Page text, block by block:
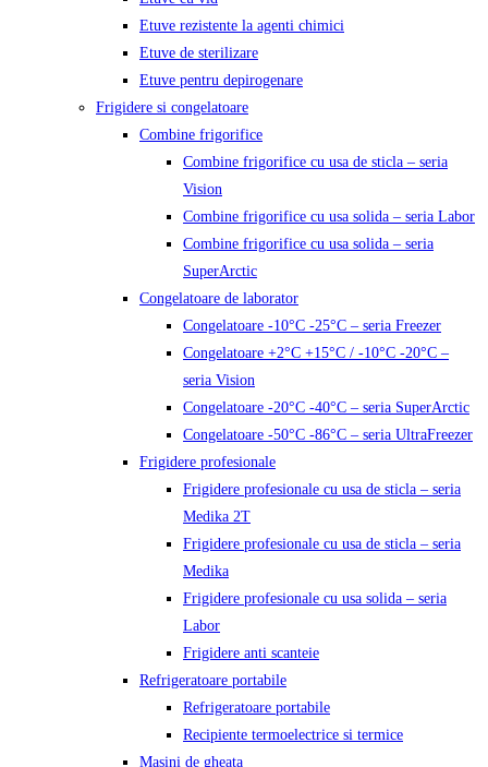
Etuve rezistente la agenti chimici
Etuve de sterilizare
Etuve pentru depirogenare
Frigidere si congelatoare
Combine frigorifice
Combine frigorifice cu usa de sticla – seria
Vision
Combine frigorifice cu usa solida – seria Labor
Combine frigorifice cu usa solida – seria
SuperArctic
Congelatoare de laborator
Congelatoare -10°C -25°C – seria Freezer
Congelatoare +2°C +15°C / -10°C -20°C –
seria Vision
Congelatoare -20°C -40°C – seria SuperArctic
Congelatoare -50°C -86°C – seria UltraFreezer
Frigidere profesionale
Frigidere profesionale cu usa de sticla – seria
Medika 2T
Frigidere profesionale cu usa de sticla – seria
Medika
Frigidere profesionale cu usa solida – seria
Labor
Frigidere anti scanteie
Refrigeratoare portabile
Refrigeratoare portabile
Recipiente termoelectrice si termice
Masini de gheata